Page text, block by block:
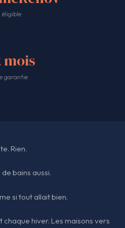
éligible
mois
garantie
Rien.
bains aussi.
si tout allait bien.
hiver. Les maisons vers